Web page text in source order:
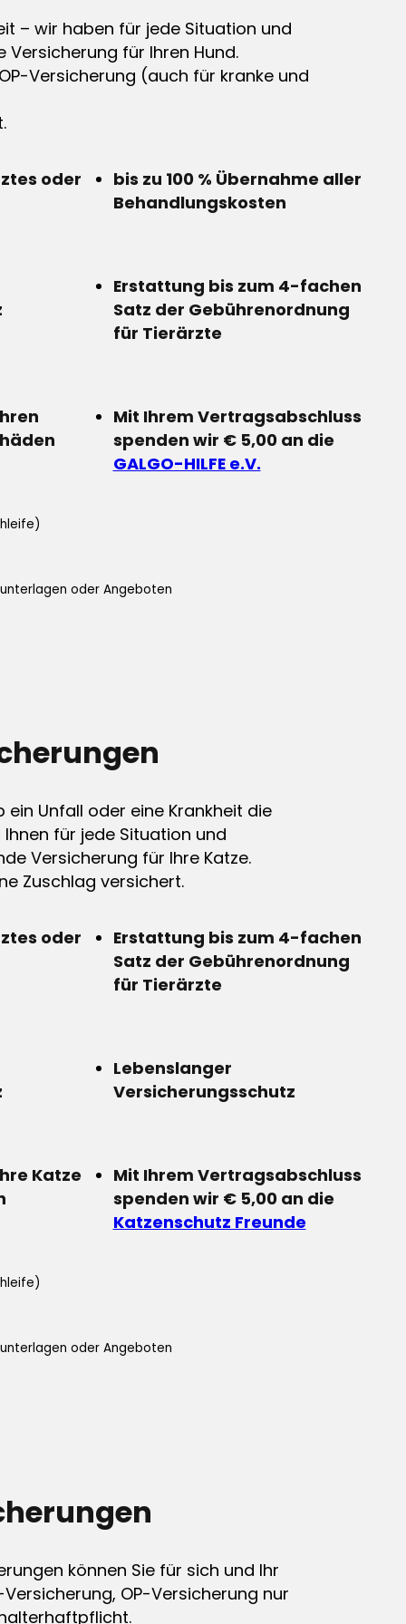
– wir haben für jede Situation und
Versicherung für Ihren Hund.
Versicherung (auch für kranke und
oder
bis zu 100 % Übernahme aller
Behandlungskosten
Erstattung bis zum 4-fachen
Satz der Gebührenordnung
für Tierärzte
Mit Ihrem Vertragsabschluss
spenden wir € 5,00 an die
GALGO-HILFE e.V.
oder Angeboten
Unfall oder eine Krankheit die
für jede Situation und
Versicherung für Ihre Katze.
Zuschlag versichert.
oder
Erstattung bis zum 4-fachen
Satz der Gebührenordnung
für Tierärzte
Lebenslanger
Versicherungsschutz
Katze
Mit Ihrem Vertragsabschluss
spenden wir € 5,00 an die
Katzenschutz Freunde
oder Angeboten
können Sie für sich und Ihr
OP-Versicherung nur